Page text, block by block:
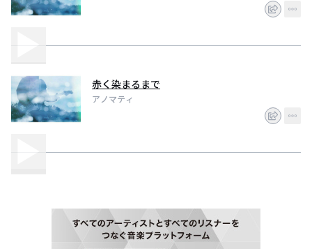
赤く染まるまで
アノマティ